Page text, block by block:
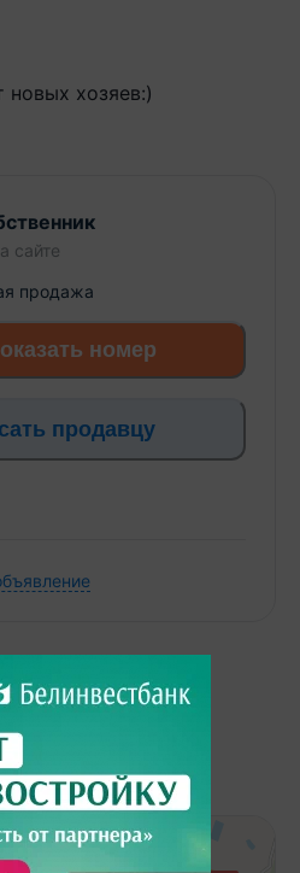
новых хозяев:)
сайте
продажа
номер
продавцу